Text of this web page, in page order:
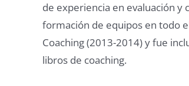
de experiencia en evaluación y
formación de equipos en todo
Coaching (2013-2014) y fue
libros de coaching.